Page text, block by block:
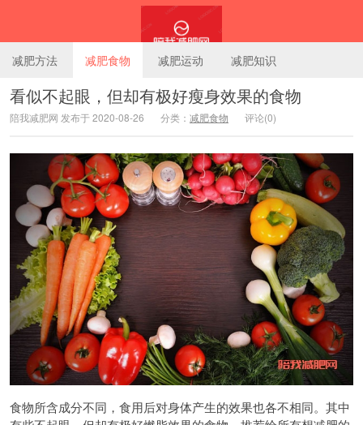
陪我减肥网
减肥方法 减肥食物 减肥运动 减肥知识
看似不起眼，但却有极好瘦身效果的食物
陪我减肥网 发布于 2020-08-26 分类： 减肥食物 评论(0)
食物所含成分不同，食用后对身体产生的效果也各不相同。其中